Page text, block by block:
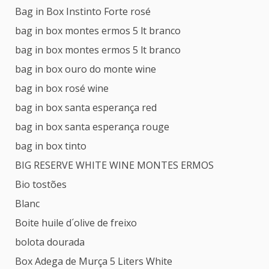
Bag in Box Instinto Forte rosé
bag in box montes ermos 5 lt branco
bag in box montes ermos 5 lt branco
bag in box ouro do monte wine
bag in box rosé wine
bag in box santa esperança red
bag in box santa esperança rouge
bag in box tinto
BIG RESERVE WHITE WINE MONTES ERMOS
Bio tostões
Blanc
Boite huile d´olive de freixo
bolota dourada
Box Adega de Murça 5 Liters White